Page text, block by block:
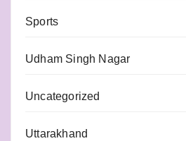
Sports
Udham Singh Nagar
Uncategorized
Uttarakhand